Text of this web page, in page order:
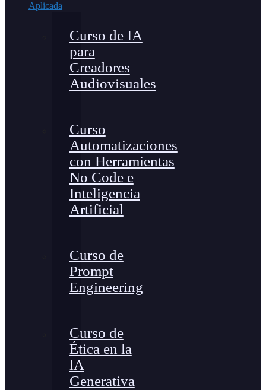
Aplicada
Curso de IA
para
Creadores
Audiovisuales
Curso
Automatizaciones
con Herramientas
No Code e
Inteligencia
Artificial
Curso de
Prompt
Engineering
Curso de
Ética en la
lA
Generativa